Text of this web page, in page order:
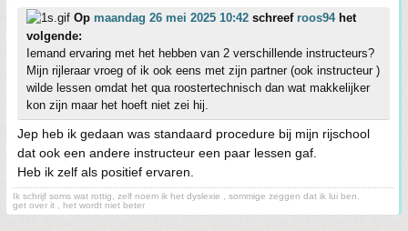
Op maandag 26 mei 2025 10:42 schreef roos94het
volgende:
Iemand ervaring met het hebben van 2 verschillende instructeurs?
Mijn rijleraar vroeg of ik ook eens met zijn partner (ook instructeur )
wilde lessen omdat het qua roostertechnisch dan wat makkelijker
kon zijn maar het hoeft niet zei hij.
Jep heb ik gedaan was standaard procedure bij mijn rijschool
dat ook een andere instructeur een paar lessen gaf.
Heb ik zelf als positief ervaren.
Ik schrijf soms wat rottig, zelf noem ik het dyslexie , sommige zeggen dat ik lui ben.
get over it , het wordt niet beter